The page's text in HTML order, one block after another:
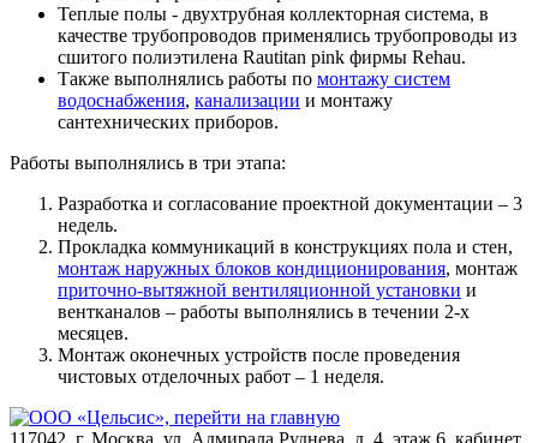
Теплые полы - двухтрубная коллекторная система, в
качестве трубопроводов применялись трубопроводы из
сшитого полиэтилена Rautitan pink фирмы Rehau.
Также выполнялись работы по монтажу систем
водоснабжения, канализации и монтажу
сантехнических приборов.
Работы выполнялись в три этапа:
Разработка и согласование проектной документации – 3
недель.
Прокладка коммуникаций в конструкциях пола и стен,
монтаж наружных блоков кондиционирования, монтаж
приточно-вытяжной вентиляционной установки и
вентканалов – работы выполнялись в течении 2-х
месяцев.
Монтаж оконечных устройств после проведения
чистовых отделочных работ – 1 неделя.
117042 г. Москва ул. Адмирала Руднева, д. 4, этаж 6, кабинет